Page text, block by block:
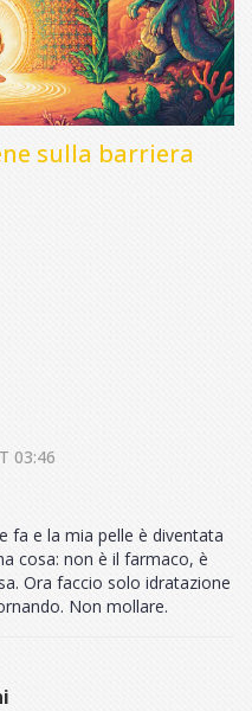
sulla barriera
03:46
fa e la mia pelle è diventata
cosa: non è il farmaco, è
Ora faccio solo idratazione
Non mollare.